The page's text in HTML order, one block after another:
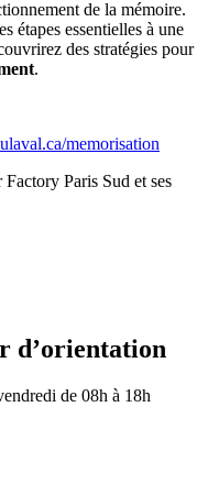
de la mémoire.
étapes essentielles à une
des stratégies pour
.
memorisation
Paris Sud et ses
d’orientation
de 08h à 18h